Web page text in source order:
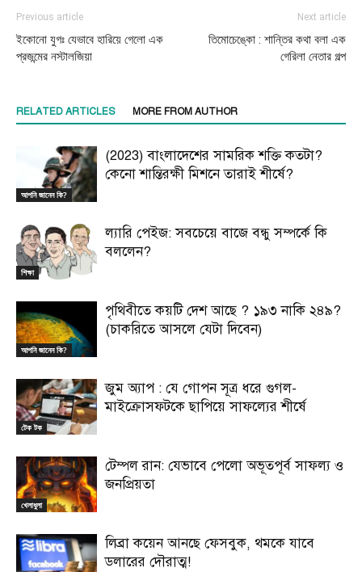
Previous article
ইকোনো যুগঃ যেভাবে হারিয়ে গেলো এক
প্রজন্মের নস্টালজিয়া
Next article
তিমোচেঙ্কো : শান্তির কথা বলা এক
গেরিলা নেতার গল্প
RELATED ARTICLES MORE FROM AUTHOR
আপনি জানেন কি?
(2023) বাংলাদেশের সামরিক শক্তি কতটা?
কেনো শান্তিরক্ষী মিশনে তারাই শীর্ষে?
শিক্ষা
ল্যারি পেইজ: সবচেয়ে বাজে বন্ধু সম্পর্কে কি
বললেন?
আপনি জানেন কি?
পৃথিবীতে কয়টি দেশ আছে ? ১৯৩ নাকি ২৪৯?
(চাকরিতে আসলে যেটা দিবেন)
টেক টক
জুম অ্যাপ : যে গোপন সূত্র ধরে গুগল-
মাইক্রোসফটকে ছাপিয়ে সাফল্যের শীর্ষে
খেলাধুলা
টেম্পল রান: যেভাবে পেলো অভূতপূর্ব সাফল্য ও
জনপ্রিয়তা
লিব্রা কয়েন আনছে ফেসবুক, থমকে যাবে
ডলারের দৌরাত্ম!